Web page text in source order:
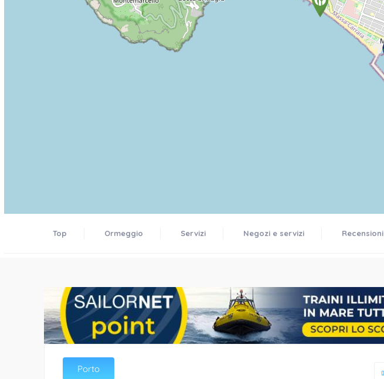
Top Ormeggio Servizi Negozi e servizi Recensioni
Porto